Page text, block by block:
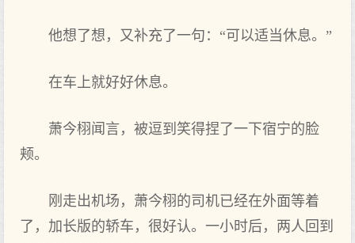
他想了想，又补充了一句：“可以适当‌休息。”
在车上就好好休息。
萧今栩闻言，被逗到笑得捏了一下宿宁的脸
颊。
刚走出机场，萧今栩的司机已经在外面等着
了，加长版的轿车，很好认。一小时后，两人回到